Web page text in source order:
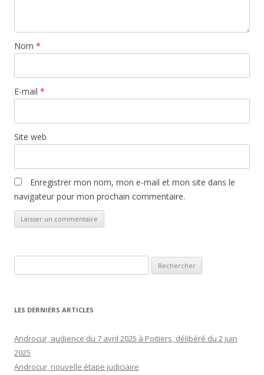
Nom *
E-mail *
Site web
Enregistrer mon nom, mon e-mail et mon site dans le
navigateur pour mon prochain commentaire.
LES DERNIERS ARTICLES
Androcur, audience du 7 avril 2025 à Poitiers, délibéré du 2 juin
2025
Androcur, nouvelle étape judiciaire